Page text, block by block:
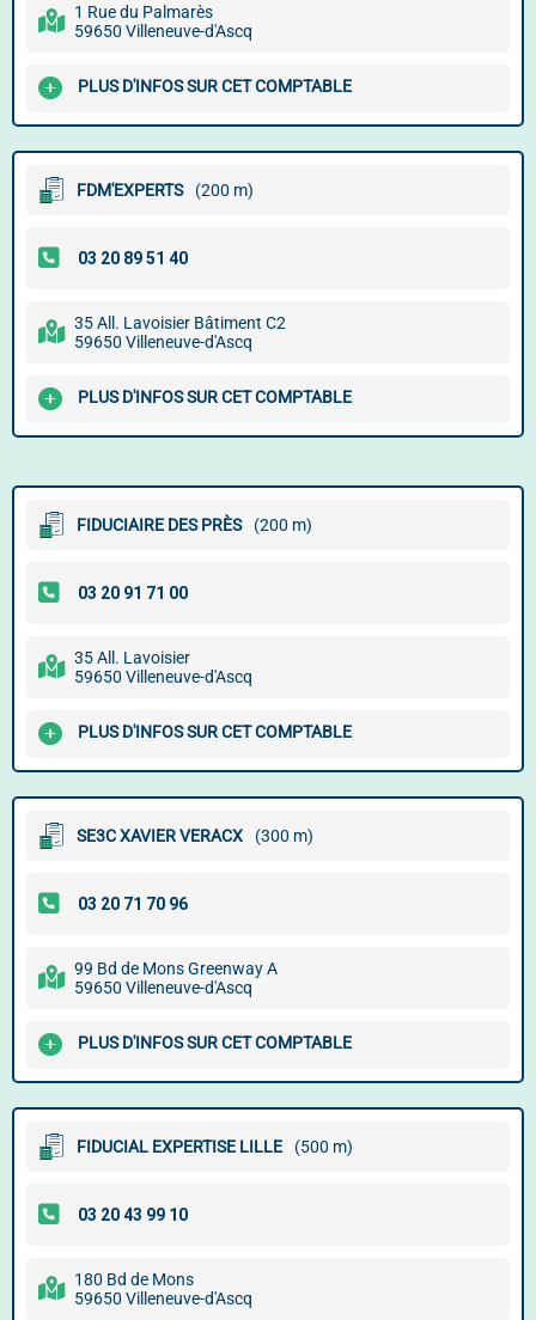
1 Rue du Palmarès
59650 Villeneuve-d'Ascq
PLUS D'INFOS SUR CET COMPTABLE
FDM'EXPERTS (200 m)
35 All. Lavoisier Bâtiment C2
59650 Villeneuve-d'Ascq
PLUS D'INFOS SUR CET COMPTABLE
FIDUCIAIRE DES PRÈS (200 m)
35 All. Lavoisier
59650 Villeneuve-d'Ascq
PLUS D'INFOS SUR CET COMPTABLE
SE3C XAVIER VERACX (300 m)
99 Bd de Mons Greenway A
59650 Villeneuve-d'Ascq
PLUS D'INFOS SUR CET COMPTABLE
FIDUCIAL EXPERTISE LILLE (500 m)
180 Bd de Mons
59650 Villeneuve-d'Ascq